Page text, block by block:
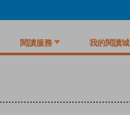
閱讀服務 我的閱讀城